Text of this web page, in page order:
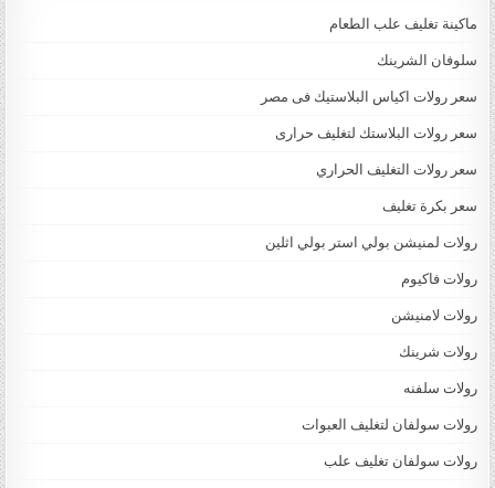
ماكينة تغليف علب الطعام
سلوفان الشرينك
سعر رولات اكياس البلاستيك فى مصر
سعر رولات البلاستك لتغليف حرارى
سعر رولات التغليف الحراري
سعر بكرة تغليف
رولات لمنيشن بولي استر بولي اثلين
رولات فاكيوم
رولات لامنيشن
رولات شرينك
رولات سلفنه
رولات سولفان لتغليف العبوات
رولات سولفان تغليف علب